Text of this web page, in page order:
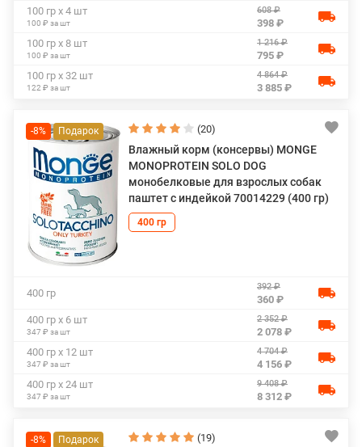
100 гр х 4 шт
100 ₽ за шт
608 ₽
398 ₽
100 гр х 8 шт
100 ₽ за шт
1 216 ₽
795 ₽
100 гр х 32 шт
122 ₽ за шт
4 864 ₽
3 885 ₽
-8% (20)
Влажный корм (консервы) MONGE
MONOPROTEIN SOLO DOG
монобелковые для взрослых собак
паштет с индейкой 70014229 (400 гр)
400 гр
400 гр
392 ₽
360 ₽
400 гр х 6 шт
347 ₽ за шт
2 352 ₽
2 078 ₽
400 гр х 12 шт
347 ₽ за шт
4 704 ₽
4 156 ₽
400 гр х 24 шт
347 ₽ за шт
9 408 ₽
8 312 ₽
-8% (19)